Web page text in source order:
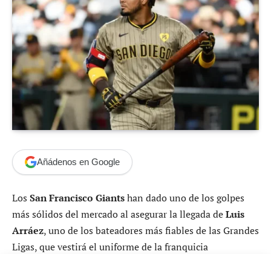
Añádenos en Google
Los San Francisco Giantshan dado uno de los golpes
más sólidos del mercado al asegurar la llegada deLuis
Arráez, uno de los bateadores más fiables de las Grandes
Ligas, que vestirá el uniforme de la franquicia